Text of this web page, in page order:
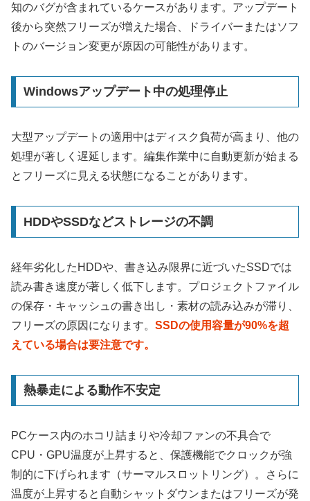
知のバグが含まれているケースがあります。アップデート
後から突然フリーズが増えた場合、ドライバーまたはソフ
トのバージョン変更が原因の可能性があります。
Windowsアップデート中の処理停止
大型アップデートの適用中はディスク負荷が高まり、他の
処理が著しく遅延します。編集作業中に自動更新が始まる
とフリーズに見える状態になることがあります。
HDDやSSDなどストレージの不調
経年劣化したHDDや、書き込み限界に近づいたSSDでは
読み書き速度が著しく低下します。プロジェクトファイル
の保存・キャッシュの書き出し・素材の読み込みが滞り、
フリーズの原因になります。 SSDの使用容量が90%を超
えている場合は要注意です。
熱暴走による動作不安定
PCケース内のホコリ詰まりや冷却ファンの不具合で
CPU・GPU温度が上昇すると、保護機能でクロックが強
制的に下げられます（サーマルスロットリング）。さらに
温度が上昇すると自動シャットダウンまたはフリーズが発